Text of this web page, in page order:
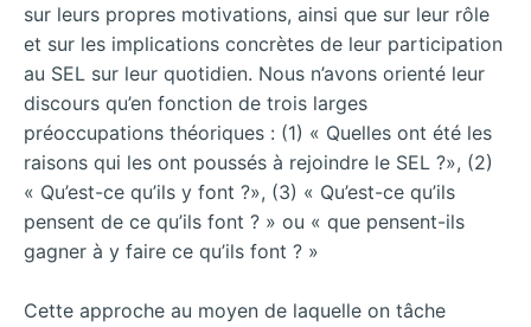
sur leurs propres motivations, ainsi que sur leur rôle
et sur les implications concrètes de leur participation
au SEL sur leur quotidien. Nous n’avons orienté leur
discours qu’en fonction de trois larges
préoccupations théoriques : (1) « Quelles ont été les
raisons qui les ont poussés à rejoindre le SEL ?», (2)
« Qu’est-ce qu’ils y font ?», (3) « Qu’est-ce qu’ils
pensent de ce qu’ils font ? » ou « que pensent-ils
gagner à y faire ce qu’ils font ? »
Cette approche au moyen de laquelle on tâche